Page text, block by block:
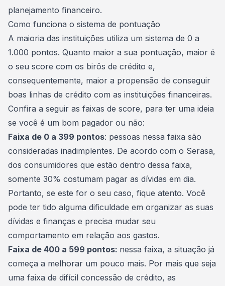
planejamento financeiro.
Como funciona o sistema de pontuação
A maioria das instituições utiliza um sistema de 0 a
1.000 pontos. Quanto maior a sua pontuação, maior é
o seu score com os birôs de crédito e,
consequentemente, maior a propensão de conseguir
boas linhas de crédito com as instituições financeiras.
Confira a seguir as faixas de score, para ter uma ideia
se você é um bom pagador ou não:
Faixa de 0 a 399 pontos: pessoas nessa faixa são
consideradas inadimplentes. De acordo com o Serasa,
dos consumidores que estão dentro dessa faixa,
somente 30% costumam pagar as dívidas em dia.
Portanto, se este for o seu caso, fique atento. Você
pode ter tido alguma dificuldade em organizar as suas
dívidas e finanças e precisa mudar seu
comportamento em relação aos gastos.
Faixa de 400 a 599 pontos: nessa faixa, a situação já
começa a melhorar um pouco mais. Por mais que seja
uma faixa de difícil concessão de crédito, as